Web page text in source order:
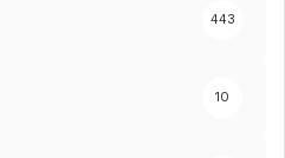
443
10